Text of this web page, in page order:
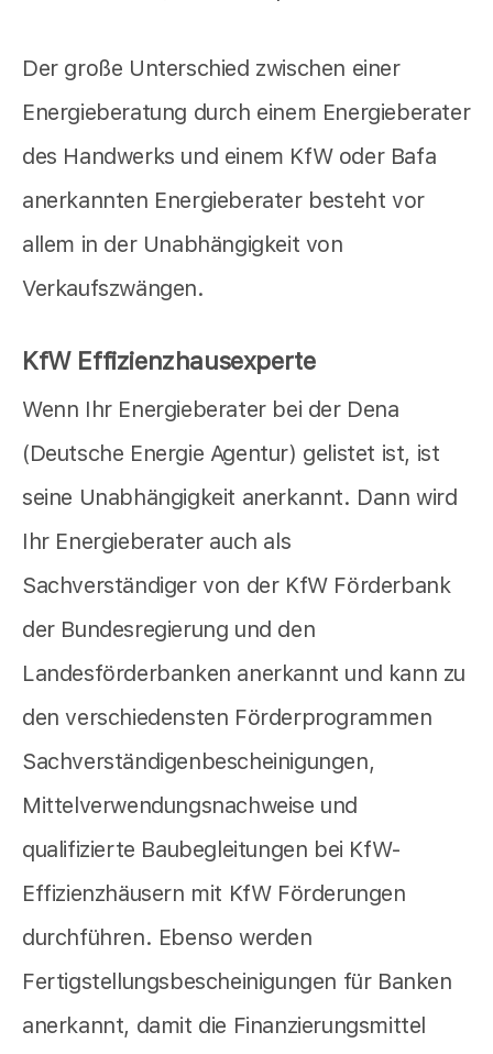
Der große Unterschied zwischen einer
Energieberatung durch einem Energieberater
des Handwerks und einem KfW oder Bafa
anerkannten Energieberater besteht vor
allem in der Unabhängigkeit von
Verkaufszwängen.
KfW Effizienzhausexperte
Wenn Ihr Energieberater bei der Dena
(Deutsche Energie Agentur) gelistet ist, ist
seine Unabhängigkeit anerkannt. Dann wird
Ihr Energieberater auch als
Sachverständiger von der KfW Förderbank
der Bundesregierung und den
Landesförderbanken anerkannt und kann zu
den verschiedensten Förderprogrammen
Sachverständigenbescheinigungen,
Mittelverwendungsnachweise und
qualifizierte Baubegleitungen bei KfW-
Effizienzhäusern mit KfW Förderungen
durchführen. Ebenso werden
Fertigstellungsbescheinigungen für Banken
anerkannt, damit die Finanzierungsmittel